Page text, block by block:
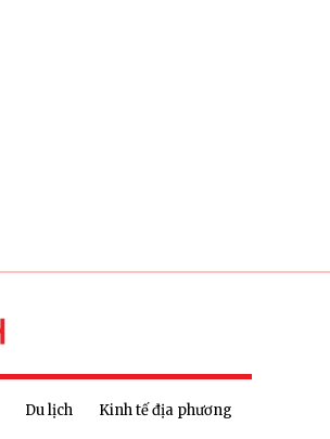
Du lịch
Kinh tế địa phương